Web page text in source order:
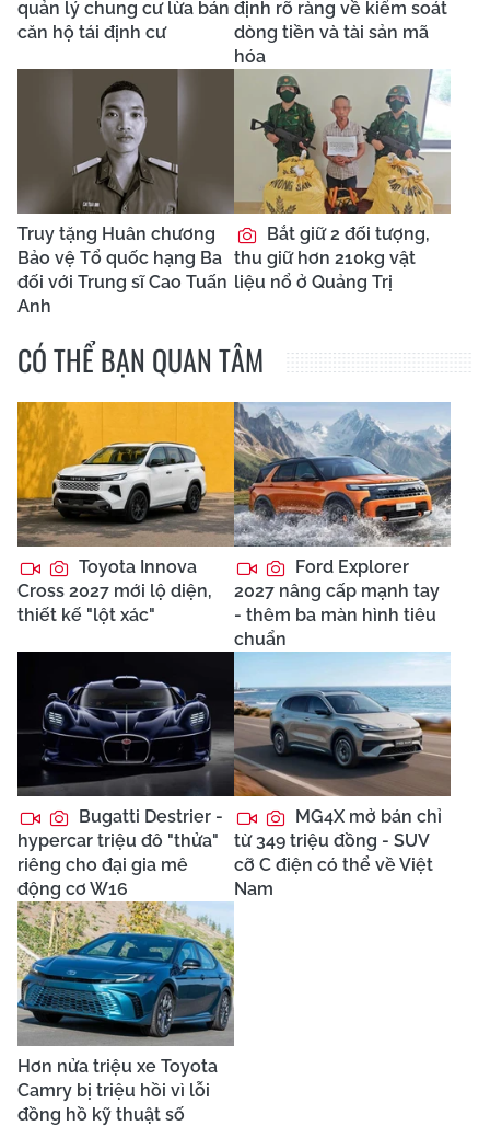
quản lý chung cư lừa bán
căn hộ tái định cư
định rõ ràng về kiểm soát
dòng tiền và tài sản mã
hóa
Truy tặng Huân chương
Bảo vệ Tổ quốc hạng Ba
đối với Trung sĩ Cao Tuấn
Anh
Bắt giữ 2 đối tượng,
thu giữ hơn 210kg vật
liệu nổ ở Quảng Trị
CÓ THỂ BẠN QUAN TÂM
Toyota Innova
Cross 2027 mới lộ diện,
thiết kế "lột xác"
Ford Explorer
2027 nâng cấp mạnh tay
- thêm ba màn hình tiêu
chuẩn
Bugatti Destrier -
hypercar triệu đô "thửa"
riêng cho đại gia mê
động cơ W16
MG4X mở bán chỉ
từ 349 triệu đồng - SUV
cỡ C điện có thể về Việt
Nam
Hơn nửa triệu xe Toyota
Camry bị triệu hồi vì lỗi
đồng hồ kỹ thuật số